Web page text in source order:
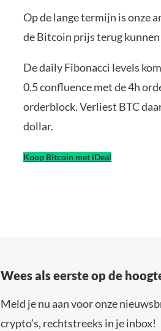
Op de lange termijn is onze
de Bitcoin prijs terug
De daily Fibonacci levels
0.5 confluence met de 4h
orderblock. Verliest BTC
dollar.
Koop Bitcoin met iDeal
Wees als eerste op de
Meld je nu aan voor onze
crypto’s, rechtstreeks in je inbox!